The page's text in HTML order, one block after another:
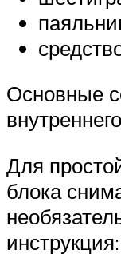
Основные
Для
блока
инструкция: